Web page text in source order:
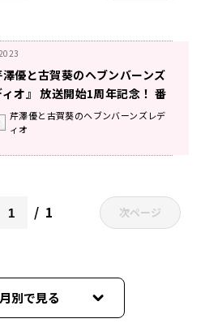
澤優と古賀葵のヘブンバーンズ
ィオ』 放送開始1周年記念！ 番
の公開録音が決定 抽選で120名
ナーを無料招待！
芹澤優と古賀葵のヘブンバーンズレデ
ィオ
1 次ページ
別で見る